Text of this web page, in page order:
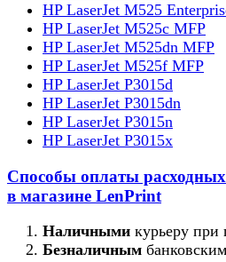
HP LaserJet M525
HP LaserJet M525c MFP
HP LaserJet M525dn MFP
HP LaserJet M525f MFP
HP LaserJet P3015d
HP LaserJet P3015dn
HP LaserJet P3015n
HP LaserJet P3015x
Способы оплаты
в магазине LenPrint
Наличными курьеру при
Безналичным